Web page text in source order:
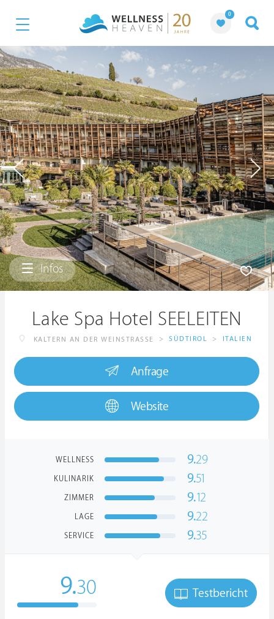
0
Infos
Lake Spa Hotel SEELEITEN
KALTERN AN DER WEINSTRASSE > SÜDTIROL > ITALIEN
Anfrage
Website
WELLNESS 9.29
KULINARIK 9.51
ZIMMER 9.12
LAGE 9.22
SERVICE 9.35
9.30 Testbericht